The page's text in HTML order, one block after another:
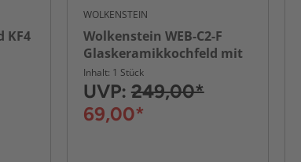
KF4
WOLKENSTEIN
Wolkenstein WEB-C2-F
Glaskeramikkochfeld mit
Aluminiumrahmen
Inhalt: 1 Stück
UVP: 249,00*
69,00*